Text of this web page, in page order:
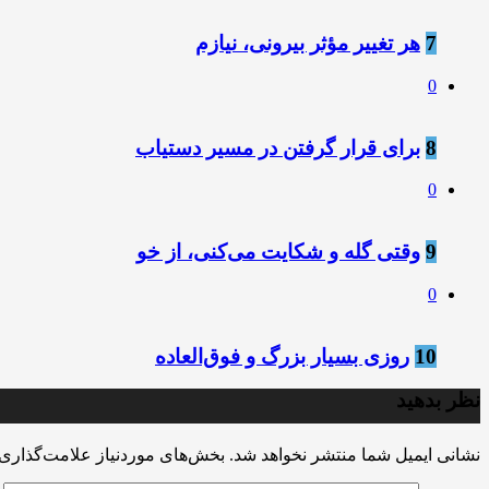
7 هر تغییر مؤثر بیرونی، نیازم
0
8 برای قرار گرفتن در مسیر دستیاب
0
9 وقتی گله و شکایت می‌کنی، از خو
0
10 روزی بسیار بزرگ و فوق‌العاده
نظر بدهید
نشانی ایمیل شما منتشر نخواهد شد. بخش‌های موردنیاز